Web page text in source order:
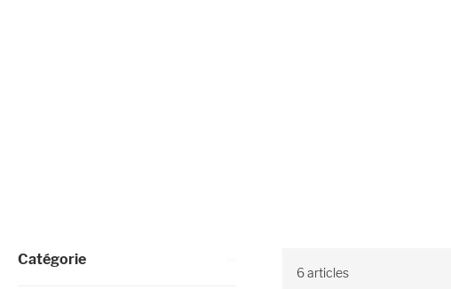
6articles
Affiner les options
Catégorie